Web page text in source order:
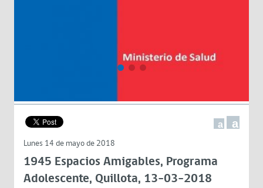
a a
Lunes 14 de mayo de 2018
1945 Espacios Amigables, Programa
Adolescente, Quillota, 13-03-2018